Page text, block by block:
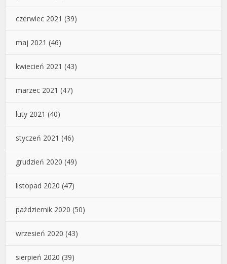
czerwiec 2021 (39)
maj 2021 (46)
kwiecień 2021 (43)
marzec 2021 (47)
luty 2021 (40)
styczeń 2021 (46)
grudzień 2020 (49)
listopad 2020 (47)
październik 2020 (50)
wrzesień 2020 (43)
sierpień 2020 (39)